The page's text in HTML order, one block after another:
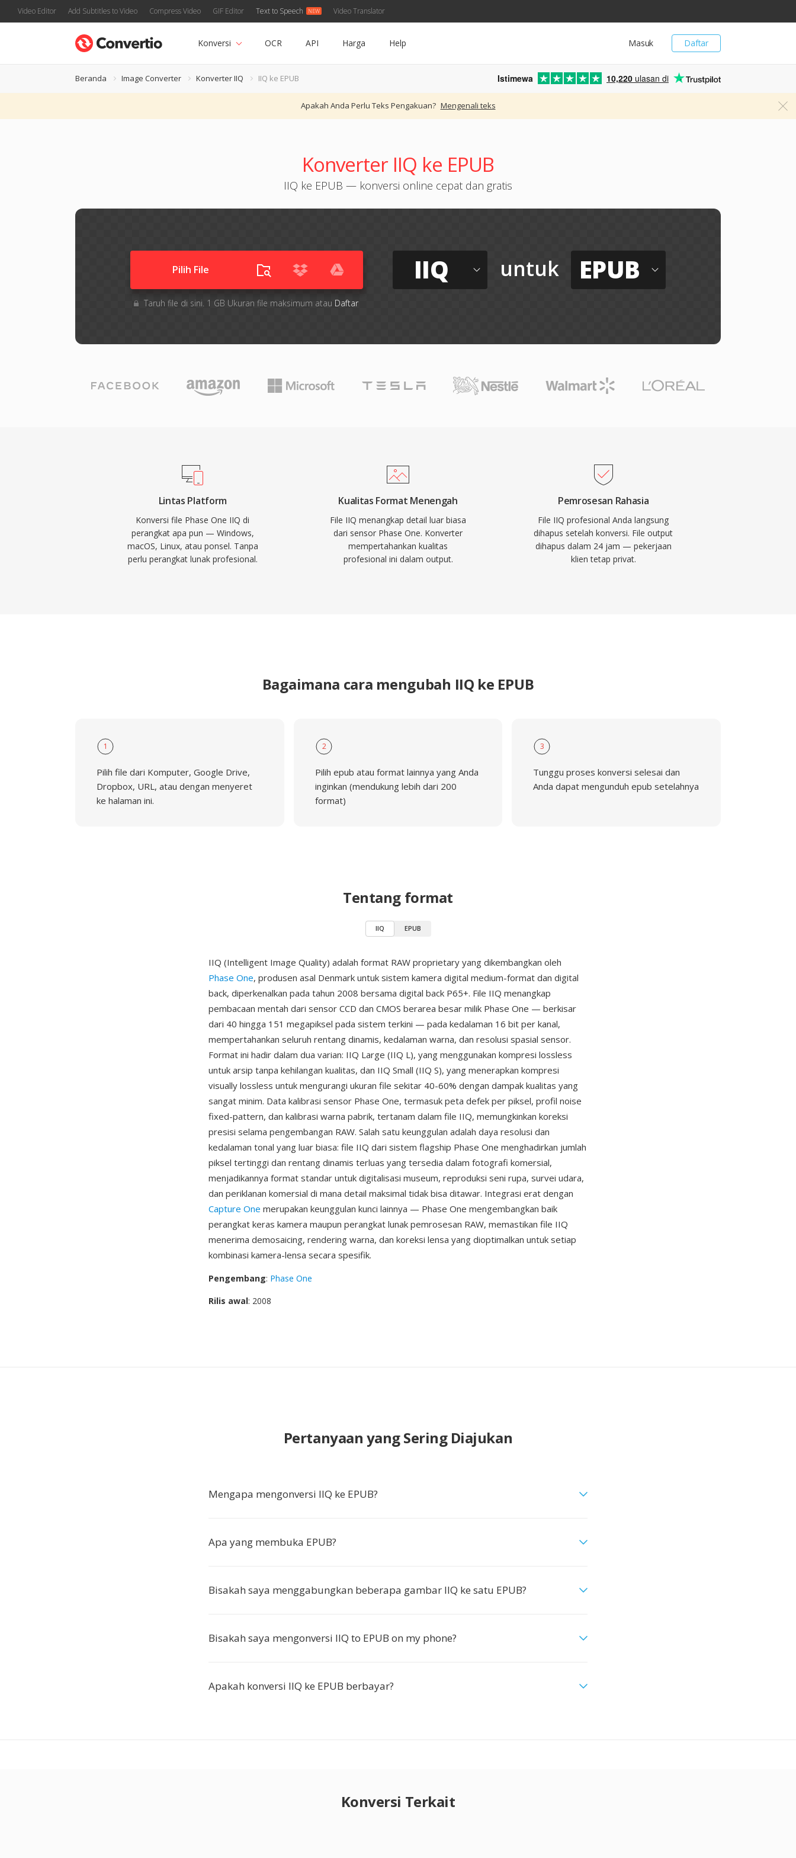
Video Editor Add Subtitles to Video Compress Video GIF Editor Text to Speech Video Translator
Daftar
Masuk
Konversi OCR API Harga Help
Beranda Image Converter Konverter IIQ IIQ ke EPUB Istimewa 10,220 ulasan di
Apakah Anda Perlu Teks Pengakuan? Mengenali teks
Konverter IIQ ke EPUB
IIQ ke EPUB — konversi online cepat dan gratis
Pilih File
Taruh file di sini. 1 GB Ukuran file maksimum atau Daftar
IIQ untuk EPUB
Lintas Platform
Konversi file Phase One IIQ di
perangkat apa pun — Windows,
macOS, Linux, atau ponsel. Tanpa
perlu perangkat lunak profesional.
Kualitas Format Menengah
File IIQ menangkap detail luar biasa
dari sensor Phase One. Konverter
mempertahankan kualitas
profesional ini dalam output.
Pemrosesan Rahasia
File IIQ profesional Anda langsung
dihapus setelah konversi. File output
dihapus dalam 24 jam — pekerjaan
klien tetap privat.
Bagaimana cara mengubah IIQ ke EPUB
1
Pilih file dari Komputer, Google Drive,
Dropbox, URL, atau dengan menyeret
ke halaman ini.
2
Pilih epub atau format lainnya yang Anda
inginkan (mendukung lebih dari 200
format)
3
Tunggu proses konversi selesai dan
Anda dapat mengunduh epub setelahnya
Tentang format
IIQ EPUB
IIQ (Intelligent Image Quality) adalah format RAW proprietary yang dikembangkan oleh
Phase One, produsen asal Denmark untuk sistem kamera digital medium-format dan digital
back, diperkenalkan pada tahun 2008 bersama digital back P65+. File IIQ menangkap
pembacaan mentah dari sensor CCD dan CMOS berarea besar milik Phase One — berkisar
dari 40 hingga 151 megapiksel pada sistem terkini — pada kedalaman 16 bit per kanal,
mempertahankan seluruh rentang dinamis, kedalaman warna, dan resolusi spasial sensor.
Format ini hadir dalam dua varian: IIQ Large (IIQ L), yang menggunakan kompresi lossless
untuk arsip tanpa kehilangan kualitas, dan IIQ Small (IIQ S), yang menerapkan kompresi
visually lossless untuk mengurangi ukuran file sekitar 40-60% dengan dampak kualitas yang
sangat minim. Data kalibrasi sensor Phase One, termasuk peta defek per piksel, profil noise
fixed-pattern, dan kalibrasi warna pabrik, tertanam dalam file IIQ, memungkinkan koreksi
presisi selama pengembangan RAW. Salah satu keunggulan adalah daya resolusi dan
kedalaman tonal yang luar biasa: file IIQ dari sistem flagship Phase One menghadirkan jumlah
piksel tertinggi dan rentang dinamis terluas yang tersedia dalam fotografi komersial,
menjadikannya format standar untuk digitalisasi museum, reproduksi seni rupa, survei udara,
dan periklanan komersial di mana detail maksimal tidak bisa ditawar. Integrasi erat dengan
Capture One merupakan keunggulan kunci lainnya — Phase One mengembangkan baik
perangkat keras kamera maupun perangkat lunak pemrosesan RAW, memastikan file IIQ
menerima demosaicing, rendering warna, dan koreksi lensa yang dioptimalkan untuk setiap
kombinasi kamera-lensa secara spesifik.
Pengembang: Phase One
Rilis awal: 2008
Pertanyaan yang Sering Diajukan
Mengapa mengonversi IIQ ke EPUB?
Apa yang membuka EPUB?
Bisakah saya menggabungkan beberapa gambar IIQ ke satu EPUB?
Bisakah saya mengonversi IIQ to EPUB on my phone?
Apakah konversi IIQ ke EPUB berbayar?
Konversi Terkait